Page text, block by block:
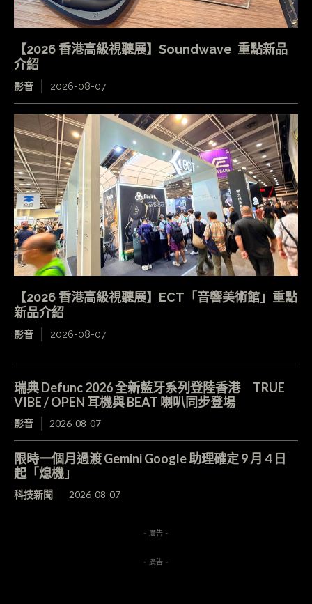
【2026 香港高級視聽展】Soundwave 重點新品
介紹
影音 2026-08-07
【2026 香港高級視聽展】ECT「音響美術館」重點
新品介紹
影音 2026-08-07
瑞典 Defunc 2026 全新藍牙系列登陸香港 TRUE
VIBE / OPEN 耳機與 BEAT 喇叭同步登場
影音 2026-08-07
限時一個月過渡 Gemini Google 助理確定 9 月 4 日
起「熄機」
科技新聞 2026-08-07
- 廣告 -
- 廣告 -